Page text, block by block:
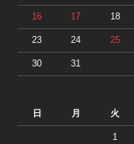
16 17 18
23 24 25
30 31
日 月 火
1